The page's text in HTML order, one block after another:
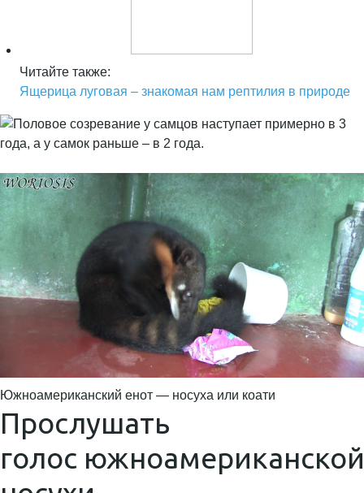
Читайте также:
Ящерица луговая – знакомая нам рептилия в природе
Южноамериканский енот — носуха или коати
Прослушать
голос южноамериканской